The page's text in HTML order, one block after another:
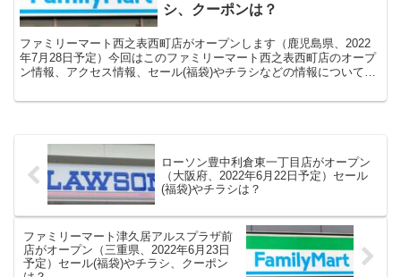
シ、クーポンは？
ファミリーマート西之表西町店がオープンします（鹿児島県、2022
年7月28日予定）今回はこのファミリーマート西之表西町店のオープ
ン情報、アクセス情報、セール(福袋)やチラシなどの情報についてま
ローソン豊中利倉東一丁目店がオープン
（大阪府、2022年6月22日予定）セール
(福袋)やチラシは？
ファミリーマート津久居アルスプラザ前
店がオープン（三重県、2022年6月23日
予定）セール(福袋)やチラシ、クーポン